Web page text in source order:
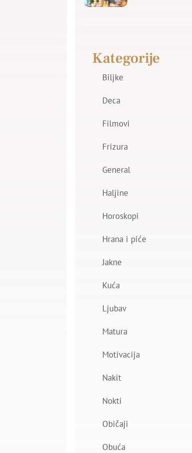
Kategorije
Biljke
Deca
Filmovi
Frizura
General
Haljine
Horoskopi
Hrana i piće
Jakne
Kuća
Ljubav
Matura
Motivacija
Nakit
Nokti
Običaji
Obuća